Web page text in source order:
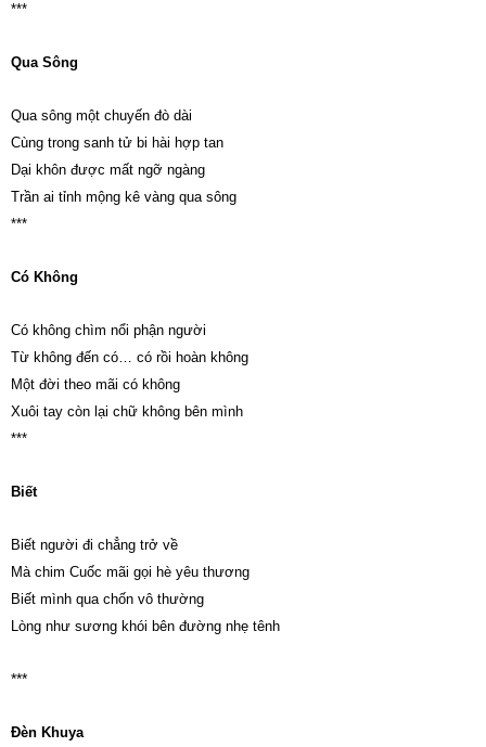
***
Qua Sông
Qua sông một chuyến đò dài
Cùng trong sanh tử bi hài hợp tan
Dại khôn được mất ngỡ ngàng
Trần ai tỉnh mộng kê vàng qua sông
***
Có Không
Có không chìm nổi phận người
Từ không đến có… có rồi hoàn không
Một đời theo mãi có không
Xuôi tay còn lại chữ không bên mình
***
Biết
Biết người đi chẳng trở về
Mà chim Cuốc mãi gọi hè yêu thương
Biết mình qua chốn vô thường
Lòng như sương khói bên đường nhẹ tênh
***
Đèn Khuya